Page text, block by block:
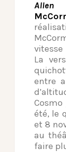
Allen
vitesse
La
entre
été, le
et 8
au
faire